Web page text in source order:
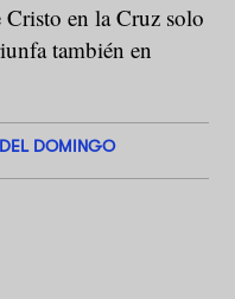
en la Cruz solo
también en
DOMINGO